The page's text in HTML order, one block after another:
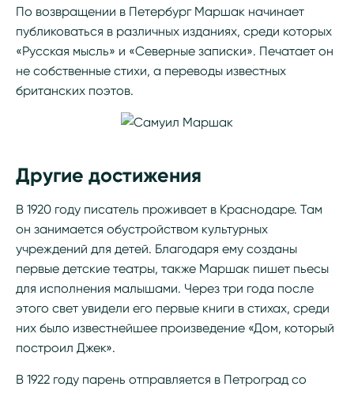
По возвращении в Петербург Маршак начинает
публиковаться в различных изданиях, среди которых
«Русская мысль» и «Северные записки». Печатает он
не собственные стихи, а переводы известных
британских поэтов.
Другие достижения
В 1920 году писатель проживает в Краснодаре. Там
он занимается обустройством культурных
учреждений для детей. Благодаря ему созданы
первые детские театры, также Маршак пишет пьесы
для исполнения малышами. Через три года после
этого свет увидели его первые книги в стихах, среди
них было известнейшее произведение «Дом, который
построил Джек».
В 1922 году парень отправляется в Петроград со